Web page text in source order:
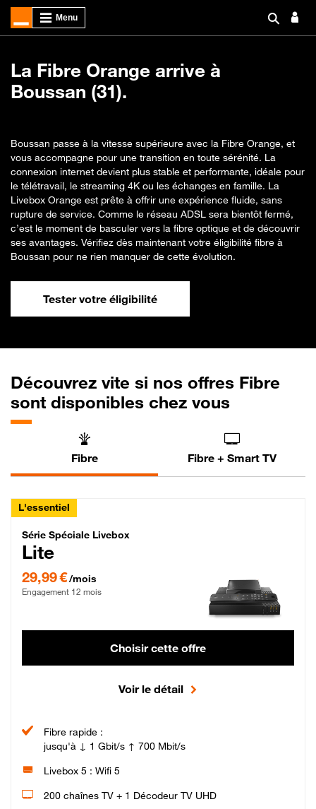
La Fibre Orange arrive à
Boussan (31).
Boussan passe à la vitesse supérieure avec la Fibre Orange, et
vous accompagne pour une transition en toute sérénité. La
connexion internet devient plus stable et performante, idéale pour
le télétravail, le streaming 4K ou les échanges en famille. La
Livebox Orange est prête à offrir une expérience fluide, sans
rupture de service. Comme le réseau ADSL sera bientôt fermé,
c’est le moment de basculer vers la fibre optique et de découvrir
ses avantages. Vérifiez dès maintenant votre éligibilité fibre à
Boussan pour ne rien manquer de cette évolution.
Tester votre éligibilité
Découvrez vite si nos offres Fibre
sont disponibles chez vous
Fibre Fibre + Smart TV
L'essentiel
Série Spéciale Livebox Lite Fibre
Série Spéciale Livebox
Lite
29,99 €/mois
Engagement 12 mois
Choisir cette offre
Voir le détail
Fibre rapide :
jusqu'à ↓ 1 Gbit/s ↑ 700 Mbit/s
Livebox 5 : Wifi 5
200 chaînes TV + 1 Décodeur TV UHD